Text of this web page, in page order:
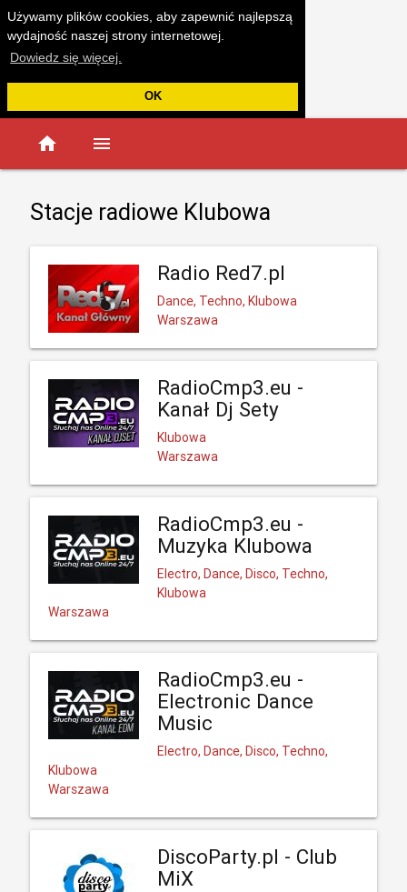
Używamy plików cookies, aby zapewnić najlepszą
wydajność naszej strony internetowej.
Dowiedz się więcej.
OK
home menu
Stacje radiowe Klubowa
Radio Red7.pl
Dance, Techno, Klubowa
Warszawa
RadioCmp3.eu -
Kanał Dj Sety
Klubowa
Warszawa
RadioCmp3.eu -
Muzyka Klubowa
Electro, Dance, Disco, Techno,
Klubowa
Warszawa
RadioCmp3.eu -
Electronic Dance
Music
Electro, Dance, Disco, Techno,
Klubowa
Warszawa
DiscoParty.pl - Club
MiX